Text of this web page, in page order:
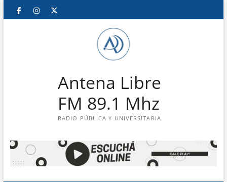
Saltar
FacebookInstagram
Antena Libre
FM 89.1 Mhz
RADIO PÚBLICA Y UNIVERSITARIA